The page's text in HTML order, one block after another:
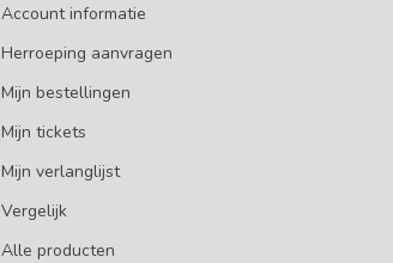
Account informatie
Herroeping aanvragen
Mijn bestellingen
Mijn tickets
Mijn verlanglijst
Vergelijk
Alle producten